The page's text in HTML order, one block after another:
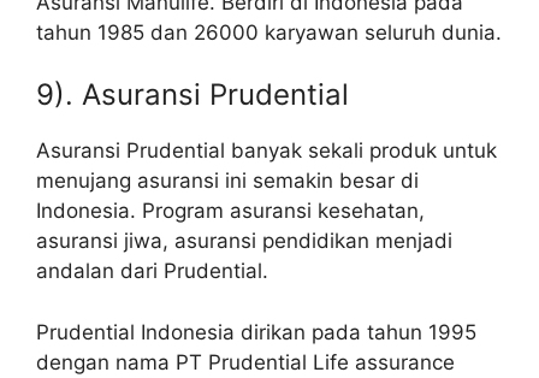
tahun 1985 dan 26000 karyawan seluruh dunia.
9). Asuransi Prudential
Asuransi Prudential banyak sekali produk untuk
menujang asuransi ini semakin besar di
Indonesia. Program asuransi kesehatan,
asuransi jiwa, asuransi pendidikan menjadi
andalan dari Prudential.
Prudential Indonesia dirikan pada tahun 1995
dengan nama PT Prudential Life assurance